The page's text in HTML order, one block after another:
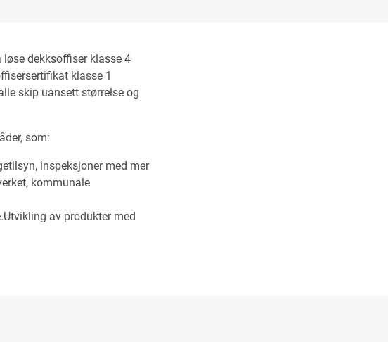
dekksoffiser klasse 4
klasse 1
skip uansett størrelse og
som:
inspeksjoner med mer
kommunale
av produkter med